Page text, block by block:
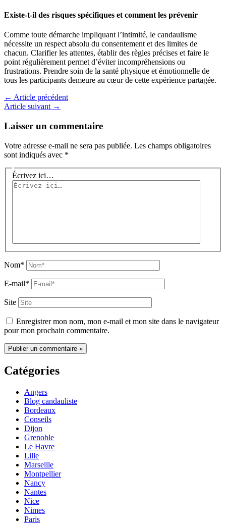
Existe-t-il des risques spécifiques et comment les prévenir
Comme toute démarche impliquant l’intimité, le candaulisme
nécessite un respect absolu du consentement et des limites de
chacun. Clarifier les attentes, établir des règles précises et faire le
point régulièrement permet d’éviter incompréhensions ou
frustrations. Prendre soin de la santé physique et émotionnelle de
tous les participants demeure au cœur de cette expérience partagée.
← Article précédent
Article suivant →
Laisser un commentaire
Votre adresse e-mail ne sera pas publiée. Les champs obligatoires
sont indiqués avec *
Écrivez ici…
Nom*
E-mail*
Site
Enregistrer mon nom, mon e-mail et mon site dans le navigateur
pour mon prochain commentaire.
Catégories
Angers
Blog candauliste
Bordeaux
Conseils
Dijon
Grenoble
Le Havre
Lille
Marseille
Montpellier
Nancy
Nantes
Nice
Nimes
Paris